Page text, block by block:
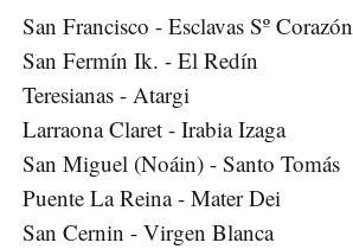
San Francisco - Esclavas Sº Corazón
San Fermín Ik. - El Redín
Teresianas - Atargi
Larraona Claret - Irabia Izaga
San Miguel (Noáin) - Santo Tomás
Puente La Reina - Mater Dei
San Cernin - Virgen Blanca